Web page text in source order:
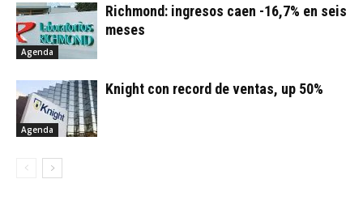
Agenda
Richmond: ingresos caen -16,7% en seis
meses
Agenda
Knight con record de ventas, up 50%